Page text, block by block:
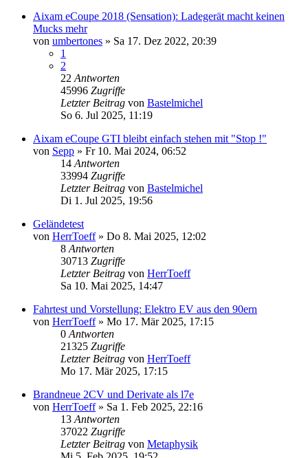
Aixam eCoupe 2018 (Sensation): Ladegerät macht keinen
Mucks mehr
von umbertones » Sa 17. Dez 2022, 20:39
1
2
22Antworten
45996 Zugriffe
Letzter Beitrag von Bastelmichel
So 6. Jul 2025, 11:19
Aixam eCoupe GTI bleibt einfach stehen mit "Stop !"
von Sepp » Fr 10. Mai 2024, 06:52
14Antworten
33994 Zugriffe
Letzter Beitrag von Bastelmichel
Di 1. Jul 2025, 19:56
Geländetest
von HerrToeff» Do 8. Mai 2025, 12:02
8Antworten
30713 Zugriffe
Letzter Beitrag von HerrToeff
Sa 10. Mai 2025, 14:47
Fahrtest und Vorstellung: Elektro EV aus den 90ern
von HerrToeff» Mo 17. Mär 2025, 17:15
0Antworten
21325 Zugriffe
Letzter Beitrag von HerrToeff
Mo 17. Mär 2025, 17:15
Brandneue 2CV und Derivate als l7e
von HerrToeff» Sa 1. Feb 2025, 22:16
13Antworten
37022 Zugriffe
Letzter Beitrag von Metaphysik